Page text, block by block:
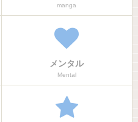
manga
メンタル
Mental